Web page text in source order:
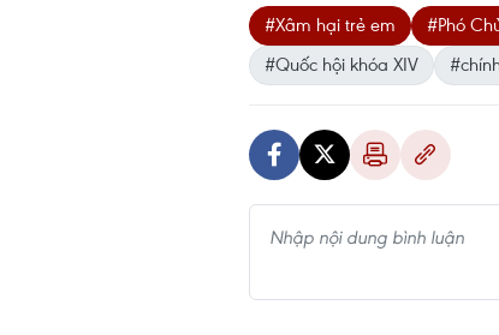
#Xâm hại trẻ em #Phó
#Quốc hội khóa XIV